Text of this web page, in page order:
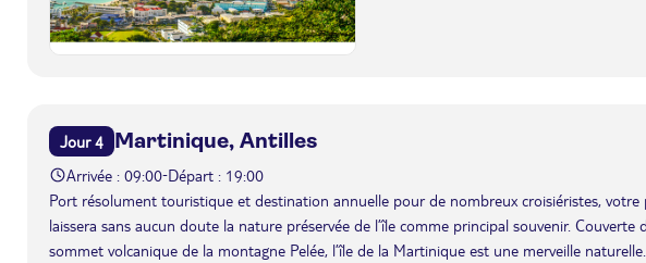
Jour 4 Martinique, Antilles
Arrivée : 09:00-Départ : 19:00
Port résolument touristique et destination annuelle pour de nombreux croisiéristes, votre
laissera sans aucun doute la nature préservée de l’île comme principal souvenir.
sommet volcanique de la montagne Pelée, l’île de la Martinique est une merveille naturelle.